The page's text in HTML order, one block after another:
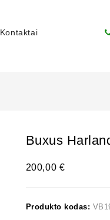
Kontaktai
Buxus
200,00 €
Produkto kodas: